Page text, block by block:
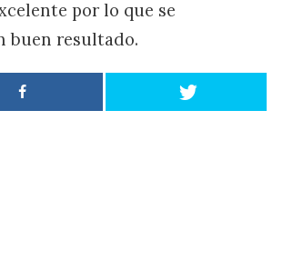
por lo que se
buen resultado.